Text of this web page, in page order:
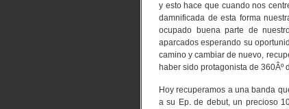
y esto hace que cuando nos
damnificada de esta forma
ocupado buena parte de
aparcados esperando su
camino y cambiar de nuevo,
haber sido protagonista de 360Âº
Hoy recuperamos a una banda
a su Ep. de debut, un precioso